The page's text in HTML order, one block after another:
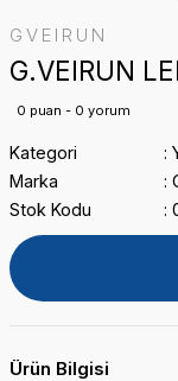
GVEIRUN
G.VEIRUN
0 puan - 0 yorum
Kategori
Marka
Stok Kodu
Ürün Bilgisi